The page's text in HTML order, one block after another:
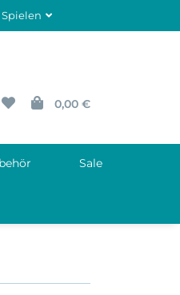
Spielen
0,00 €
Sale